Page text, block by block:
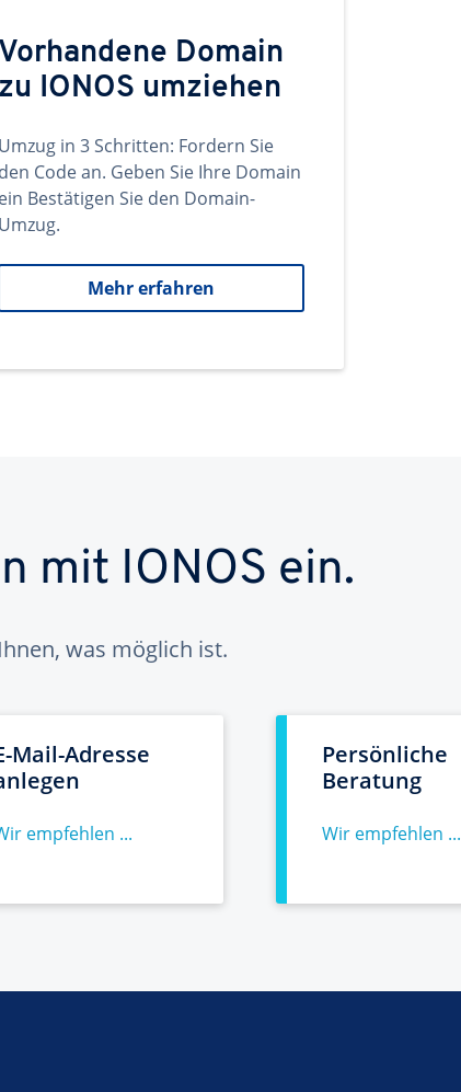
Vorhandene Domain
zu IONOS umziehen
Umzug in 3 Schritten: Fordern Sie
den Code an. Geben Sie Ihre Domain
ein Bestätigen Sie den Domain-
Umzug.
Mehr erfahren
mit IONOS ein.
was möglich ist.
Mail-Adresse
empfehlen ...
Persönliche
Beratung
Wir empfehlen ...